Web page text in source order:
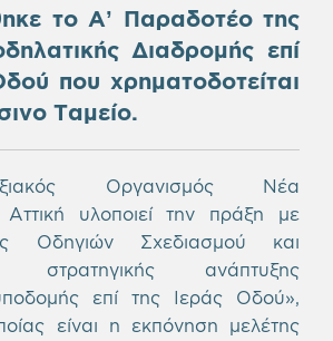
το Α’ Παραδοτέο της
Διαδρομής επί
που χρηματοδοτείται
Ταμείο.
Οργανισμός Νέα
Αττική υλοποιεί την πράξη με
Οδηγιών Σχεδιασμού και
στρατηγικής ανάπτυξης
επί της Ιεράς Οδού»,
είναι η εκπόνηση μελέτης